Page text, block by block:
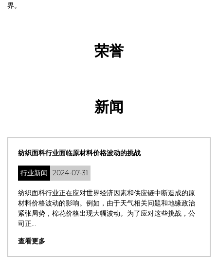
界。
荣誉
新闻
断造成的原
和地缘政治
些挑战，公
亚洲纺织面料出口持续增长，中国保持前沿地
行业新闻
亚洲纺织面料出口行业正在强劲增长，其中中
位。中国纺织品制造商正在利用先进技术和创
符合世界标准的高品质面料。例如，一家中国